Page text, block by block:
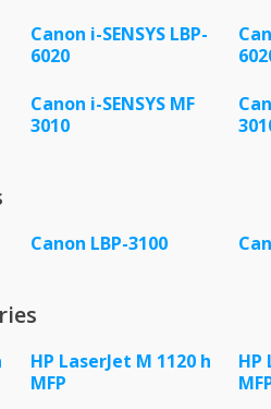
Canon i-SENSYS LBP-
6020
Canon i-SENSYS MF
3010
Canon LBP-3100
HP LaserJet M 1120 h
MFP
HP